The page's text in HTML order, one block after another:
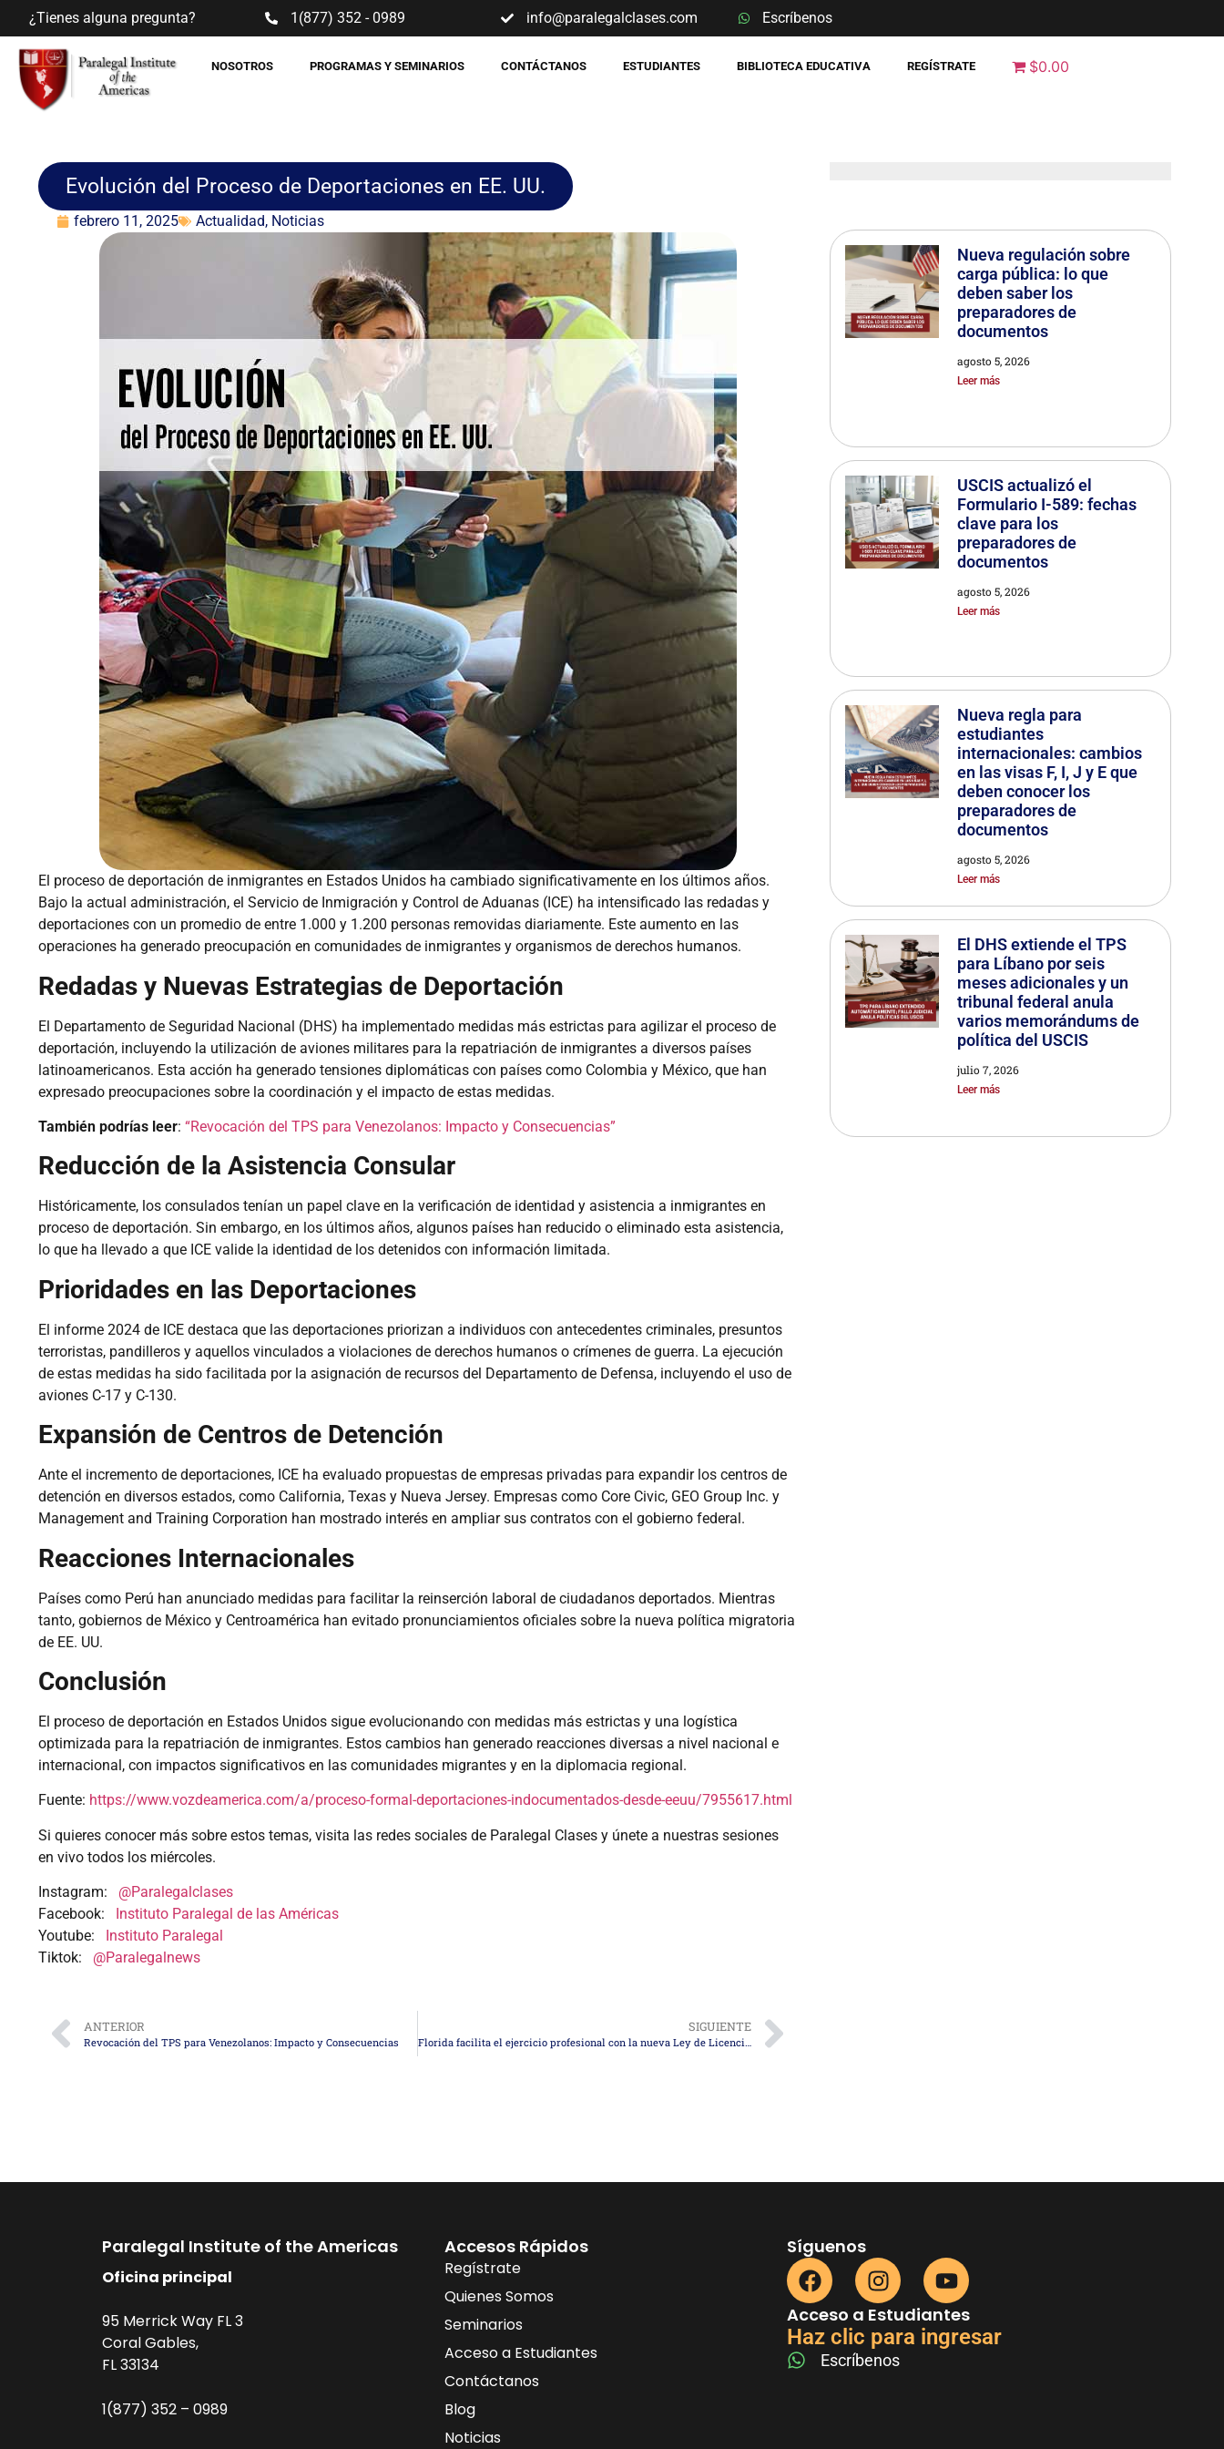
¿Tienes alguna pregunta? 1(877) 352 - 0989 info@paralegalclases.com Escríbenos
NOSOTROS PROGRAMAS Y SEMINARIOS CONTÁCTANOS ESTUDIANTES BIBLIOTECA EDUCATIVA REGÍSTRATE $0.00
Evolución del Proceso de Deportaciones en EE. UU.
febrero 11, 2025 Actualidad, Noticias
El proceso de deportación de inmigrantes en Estados Unidos ha cambiado significativamente en los últimos años.
Bajo la actual administración, el Servicio de Inmigración y Control de Aduanas (ICE) ha intensificado las redadas y
deportaciones con un promedio de entre 1.000 y 1.200 personas removidas diariamente. Este aumento en las
operaciones ha generado preocupación en comunidades de inmigrantes y organismos de derechos humanos.
Redadas y Nuevas Estrategias de Deportación
El Departamento de Seguridad Nacional (DHS) ha implementado medidas más estrictas para agilizar el proceso de
deportación, incluyendo la utilización de aviones militares para la repatriación de inmigrantes a diversos países
latinoamericanos. Esta acción ha generado tensiones diplomáticas con países como Colombia y México, que han
expresado preocupaciones sobre la coordinación y el impacto de estas medidas.
También podrías leer: “Revocación del TPS para Venezolanos: Impacto y Consecuencias”
Reducción de la Asistencia Consular
Históricamente, los consulados tenían un papel clave en la verificación de identidad y asistencia a inmigrantes en
proceso de deportación. Sin embargo, en los últimos años, algunos países han reducido o eliminado esta asistencia,
lo que ha llevado a que ICE valide la identidad de los detenidos con información limitada.
Prioridades en las Deportaciones
El informe 2024 de ICE destaca que las deportaciones priorizan a individuos con antecedentes criminales, presuntos
terroristas, pandilleros y aquellos vinculados a violaciones de derechos humanos o crímenes de guerra. La ejecución
de estas medidas ha sido facilitada por la asignación de recursos del Departamento de Defensa, incluyendo el uso de
aviones C-17 y C-130.
Expansión de Centros de Detención
Ante el incremento de deportaciones, ICE ha evaluado propuestas de empresas privadas para expandir los centros de
detención en diversos estados, como California, Texas y Nueva Jersey. Empresas como Core Civic, GEO Group Inc. y
Management and Training Corporation han mostrado interés en ampliar sus contratos con el gobierno federal.
Reacciones Internacionales
Países como Perú han anunciado medidas para facilitar la reinserción laboral de ciudadanos deportados. Mientras
tanto, gobiernos de México y Centroamérica han evitado pronunciamientos oficiales sobre la nueva política migratoria
de EE. UU.
Conclusión
El proceso de deportación en Estados Unidos sigue evolucionando con medidas más estrictas y una logística
optimizada para la repatriación de inmigrantes. Estos cambios han generado reacciones diversas a nivel nacional e
internacional, con impactos significativos en las comunidades migrantes y en la diplomacia regional.
Fuente: https://www.vozdeamerica.com/a/proceso-formal-deportaciones-indocumentados-desde-eeuu/7955617.html
Si quieres conocer más sobre estos temas, visita las redes sociales de Paralegal Clases y únete a nuestras sesiones
en vivo todos los miércoles.
Instagram: @Paralegalclases
Facebook: Instituto Paralegal de las Américas
Youtube: Instituto Paralegal
Tiktok: @Paralegalnews
ANTERIOR
Revocación del TPS para Venezolanos: Impacto y Consecuencias
SIGUIENTE
Florida facilita el ejercicio profesional con la nueva Ley de Licencia Universal
Nueva regulación sobre
carga pública: lo que
deben saber los
preparadores de
documentos
agosto 5, 2026
Leer más
USCIS actualizó el
Formulario I-589: fechas
clave para los
preparadores de
documentos
agosto 5, 2026
Leer más
Nueva regla para
estudiantes
internacionales: cambios
en las visas F, I, J y E que
deben conocer los
preparadores de
documentos
agosto 5, 2026
Leer más
El DHS extiende el TPS
para Líbano por seis
meses adicionales y un
tribunal federal anula
varios memorándums de
política del USCIS
julio 7, 2026
Leer más
Paralegal Institute of the Americas
Oficina principal
95 Merrick Way FL 3
Coral Gables,
FL 33134
1(877) 352 – 0989
Accesos Rápidos
Regístrate
Quienes Somos
Seminarios
Acceso a Estudiantes
Contáctanos
Blog
Noticias
Síguenos
Acceso a Estudiantes
Haz clic para ingresar
Escríbenos